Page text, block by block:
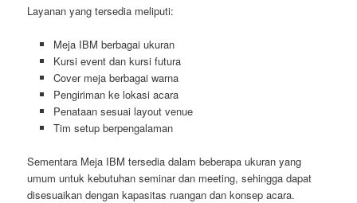
Layanan yang tersedia meliputi:
Meja IBM berbagai ukuran
Kursi event dan kursi futura
Cover meja berbagai warna
Pengiriman ke lokasi acara
Penataan sesuai layout venue
Tim setup berpengalaman
Sementara Meja IBM tersedia dalam beberapa ukuran yang
umum untuk kebutuhan seminar dan meeting, sehingga dapat
disesuaikan dengan kapasitas ruangan dan konsep acara.